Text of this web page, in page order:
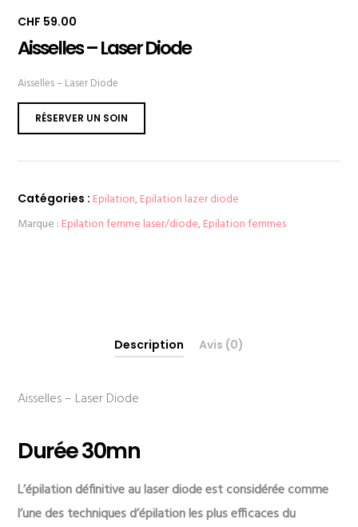
CHF 59.00
Aisselles – Laser Diode
Aisselles – Laser Diode
RÉSERVER UN SOIN
Catégories : Epilation,Epilation lazer diode
Marque : Epilation femme laser/diode,Epilation femmes
Description Avis (0)
Aisselles – Laser Diode
Durée 30mn
L’épilation définitive au laser diode est considérée comme
l’une des techniques d’épilation les plus efficaces du